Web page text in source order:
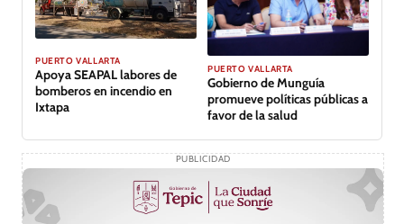
PUERTO VALLARTA
Apoya SEAPAL labores de
bomberos en incendio en
Ixtapa
PUERTO VALLARTA
Gobierno de Munguía
promueve políticas públicas a
favor de la salud
PUBLICIDAD